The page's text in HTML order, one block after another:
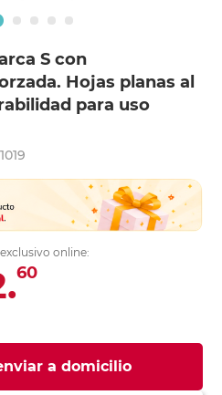
S con
Hojas planas al
para uso
online:
60
a domicilio